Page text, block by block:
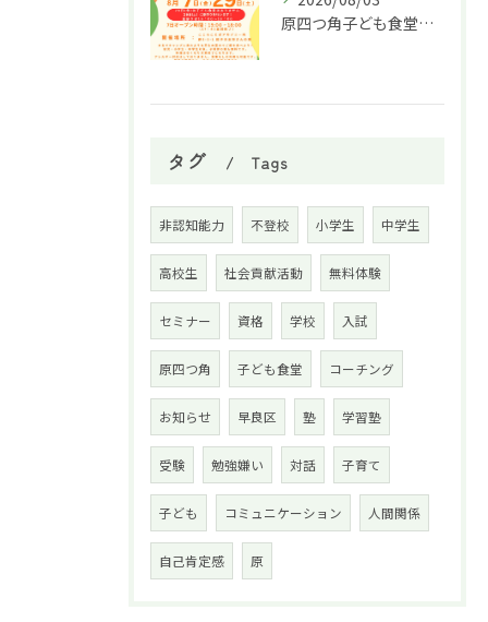
原四つ角子ども食堂を8月は２回実施します！
タグ Tags
非認知能力 不登校 小学生 中学生
高校生 社会貢献活動 無料体験
セミナー 資格 学校 入試
原四つ角 子ども食堂 コーチング
お知らせ 早良区 塾 学習塾
受験 勉強嫌い 対話 子育て
子ども コミュニケーション 人間関係
自己肯定感 原